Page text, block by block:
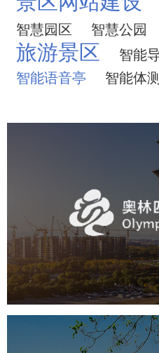
智慧园区
智慧公园
旅游景区 智能
智能语音亭 智能体测
奥体
旅游休闲 公园
智慧体育公园
智能